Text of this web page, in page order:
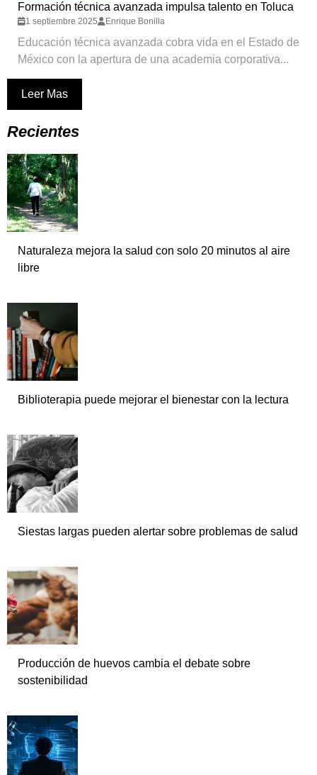
Formación técnica avanzada impulsa talento en Toluca
1 septiembre 2025 Enrique Bonilla
Educación técnica avanzada cobra vida en el Estado de
México con la apertura de una academia corporativa...
Leer Mas
Recientes
Naturaleza mejora la salud con solo 20 minutos al aire
libre
Biblioterapia puede mejorar el bienestar con la lectura
Siestas largas pueden alertar sobre problemas de salud
Producción de huevos cambia el debate sobre
sostenibilidad